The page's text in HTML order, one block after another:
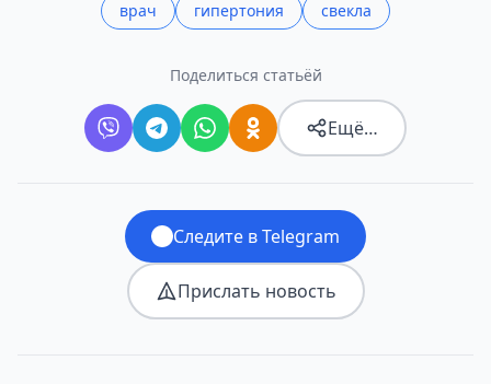
врач гипертония свекла
Поделиться статьёй
Ещё…
Следите в Telegram
Прислать новость